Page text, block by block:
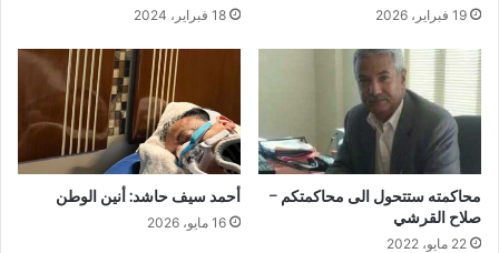
19 فبراير، 2026 18 فبراير، 2024
محاكمته ستتحول الى محاكمتكم –
صلاح القرشي
22 مايو، 2022
أحمد سيف حاشد: أنين الوطن
16 مايو، 2026